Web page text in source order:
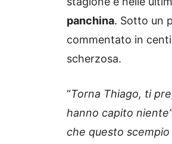
panchina. Sotto un
commentato in
scherzosa.
“Torna Thiago, ti
hanno capito
che questo